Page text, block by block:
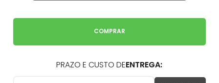
COMPRAR